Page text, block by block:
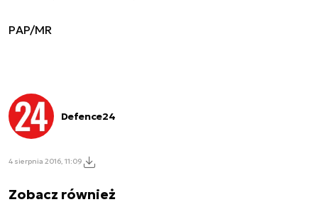
PAP/MR
Defence24
4 sierpnia 2016, 11:09
Zobacz również